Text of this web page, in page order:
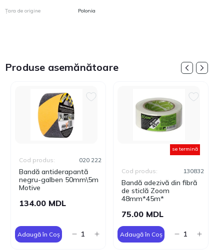
Țara de origine Polonia
Produse asemănătoare
Bandă antiderapantă
negru-galben 50mm\5m
Motive
Cod produs: 020 222
134.00 MDL
Adaugă în Coș
se termină
Bandă adezivă din fibră
de sticlă Zoom
48mm*45m*
Cod produs: 130832
75.00 MDL
Adaugă în Coș